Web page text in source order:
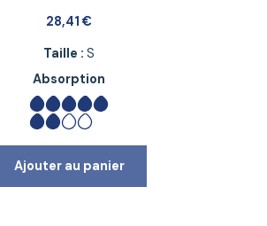
28,41€
Taille : S
Absorption
Ajouter au panier